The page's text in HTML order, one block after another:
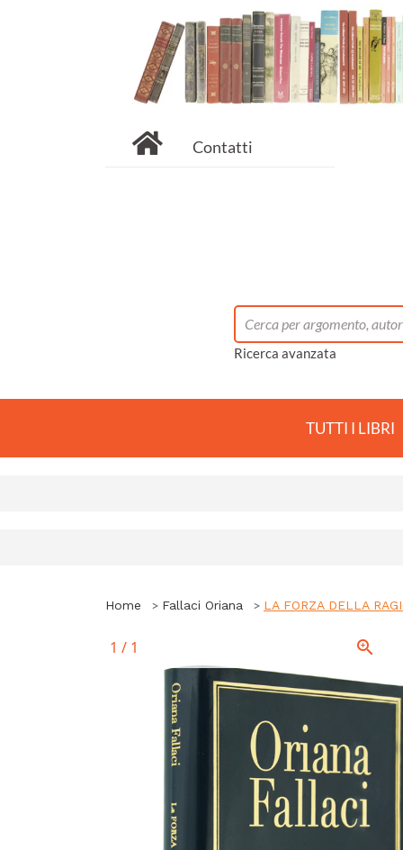
Contatti
Ricerca avanzata
TUTTI I LIBRI
Home Fallaci Oriana LA FORZA DELLA
1 / 1